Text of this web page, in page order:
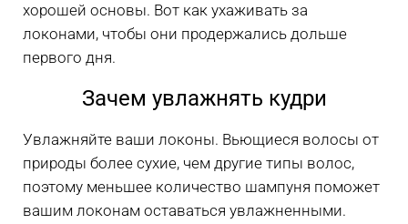
хорошей основы. Вот как ухаживать за
локонами, чтобы они продержались дольше
первого дня.
Зачем увлажнять кудри
Увлажняйте ваши локоны. Вьющиеся волосы от
природы более сухие, чем другие типы волос,
поэтому меньшее количество шампуня поможет
вашим локонам оставаться увлажненными.